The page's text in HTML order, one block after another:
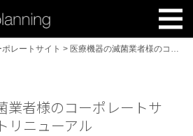
ポレートサイト > 医療機器の滅菌業者様のコーポレートサイトリニューアル
業者様のコーポレートサ
リニューアル